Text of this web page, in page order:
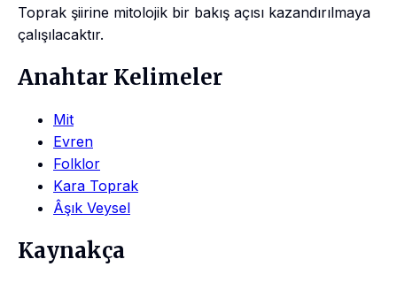
Toprak şiirine mitolojik bir bakış açısı kazandırılmaya
çalışılacaktır.
Anahtar Kelimeler
Mit
Evren
Folklor
Kara Toprak
Âşık Veysel
Kaynakça